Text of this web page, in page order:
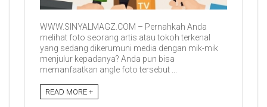
WWW.SINYALMAGZ.COM – Pernahkah Anda
melihat foto seorang artis atau tokoh terkenal
yang sedang dikerumuni media dengan mik-mik
menjulur kepadanya? Anda pun bisa
memanfaatkan angle foto tersebut ...
READ MORE +